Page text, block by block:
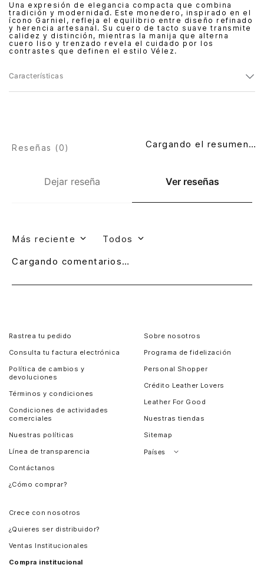
Una expresión de elegancia compacta que combina
tradición y modernidad. Este monedero, inspirado en el
ícono Garniel, refleja el equilibrio entre diseño refinado
y herencia artesanal. Su cuero de tacto suave transmite
calidez y distinción, mientras la manija que alterna
cuero liso y trenzado revela el cuidado por los
contrastes que definen el estilo Vélez.
Características
Dejar reseña Ver reseñas
Reseñas (0) Cargando el resumen…
Más reciente Todos
Cargando comentarios…
Rastrea tu pedido
Consulta tu factura electrónica
Política de cambios y
devoluciones
Términos y condiciones
Condiciones de actividades
comerciales
Nuestras políticas
Línea de transparencia
Contáctanos
¿Cómo comprar?
Sobre nosotros
Programa de fidelización
Personal Shopper
Crédito Leather Lovers
Leather For Good
Nuestras tiendas
Sitemap
Países
Crece con nosotros
¿Quieres ser distribuidor?
Ventas Institucionales
Compra institucional